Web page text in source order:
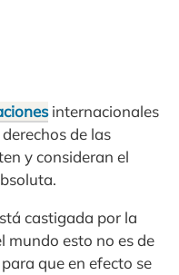
internacionales
de las
y consideran el
castigada por la
mundo esto no es de
que en efecto se